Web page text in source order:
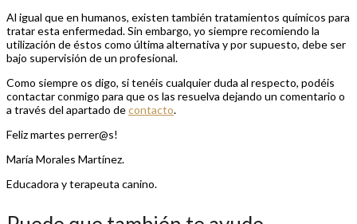
Al igual que en humanos, existen también tratamientos químicos para
tratar esta enfermedad. Sin embargo, yo siempre recomiendo la
utilización de éstos como última alternativa y por supuesto, debe ser
bajo supervisión de un profesional.
Como siempre os digo, si tenéis cualquier duda al respecto, podéis
contactar conmigo para que os las resuelva dejando un comentario o
a través del apartado decontacto.
Feliz martes perrer@s!
María Morales Martínez.
Educadora y terapeuta canino.